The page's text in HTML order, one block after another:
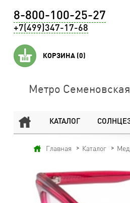
8-800-100-25-27
+7(499)347-17-68
КОРЗИНА (0)
Метро
КАТАЛОГ
Главная Каталог